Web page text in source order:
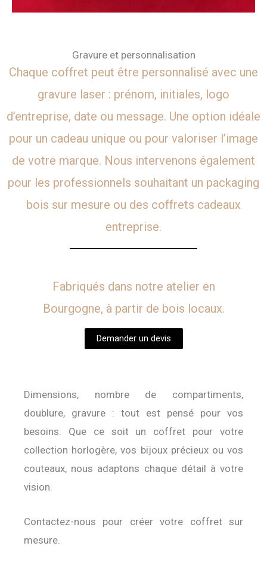
Gravure et personnalisation
Chaque coffret peut être personnalisé avec une
gravure laser : prénom, initiales, logo
d’entreprise, date ou message. Une option idéale
pour un cadeau unique ou pour valoriser l’image
de votre marque. Nous intervenons également
pour les professionnels souhaitant un packaging
bois sur mesure ou des coffrets cadeaux
entreprise.
Fabriqués dans notre atelier en
Bourgogne, à partir de bois locaux.
Demander un devis
Dimensions, nombre de compartiments,
doublure, gravure : tout est pensé pour vos
besoins. Que ce soit un coffret pour votre
collection horlogère, vos bijoux précieux ou vos
couteaux, nous adaptons chaque détail à votre
vision.
Contactez-nous pour créer votre coffret sur
mesure.